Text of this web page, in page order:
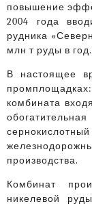
повышение
2004 года
рудника
млн т руды в год.
В настоящее
комбината
производства.
Комбинат
никелевой